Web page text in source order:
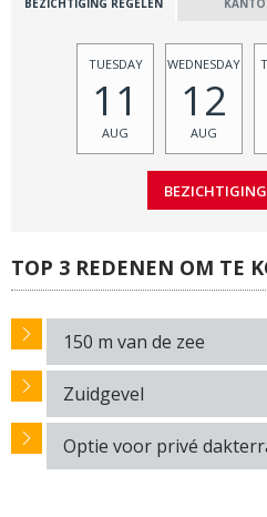
BEZICHTIGING REGELEN
TUESDAY
11
AUG
WEDNESDAY
12
AUG
TOP 3 REDENEN OM TE
150 m van de zee
Zuidgevel
Optie voor privé